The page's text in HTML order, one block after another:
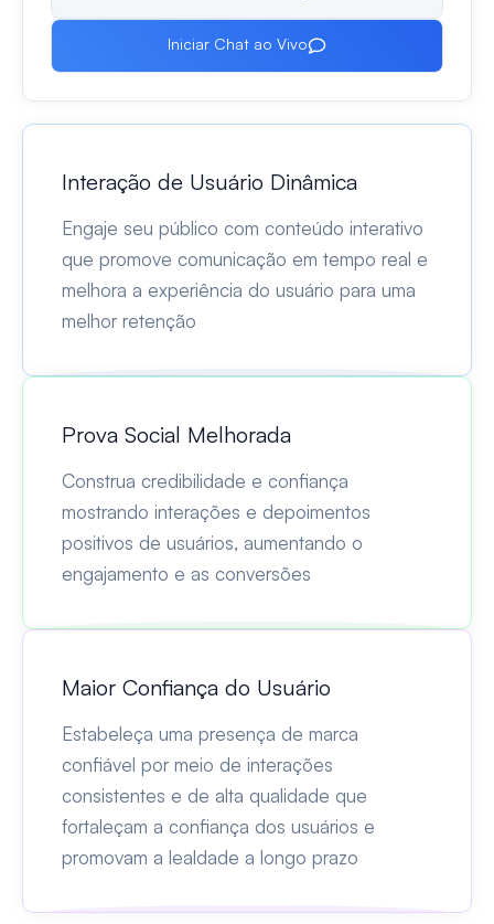
Iniciar Chat ao Vivo
Interação de Usuário Dinâmica
Engaje seu público com conteúdo interativo
que promove comunicação em tempo real e
melhora a experiência do usuário para uma
melhor retenção
Prova Social Melhorada
Construa credibilidade e confiança
mostrando interações e depoimentos
positivos de usuários, aumentando o
engajamento e as conversões
Maior Confiança do Usuário
Estabeleça uma presença de marca
confiável por meio de interações
consistentes e de alta qualidade que
fortaleçam a confiança dos usuários e
promovam a lealdade a longo prazo